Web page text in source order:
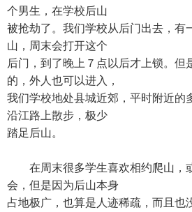
个男生，在学校后山
被抢劫了。我们学校从后门出去，有
山，周末会打开这个
后门，到了晚上７点以后才上锁。但
的，外人也可以进入，
我们学校地处县城近郊，平时附近的
沿江路上散步，极少
踏足后山。
在周末很多学生喜欢相约爬山，
会，但是因为后山本身
占地极广，也算是人迹稀疏，而且也